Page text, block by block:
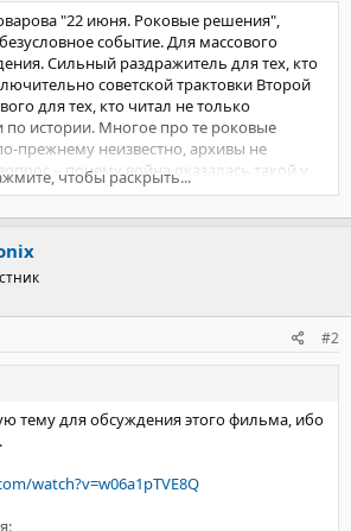
"22 июня. Роковые решения",
событие. Для массового
Сильный раздражитель для тех, кто
советской трактовки Второй
для тех, кто читал не только
истории. Многое про те роковые
прежнему неизвестно, архивы не
– почему война оказалась такой у
уже 70 лет. Тем важнее его искать.
вещи, о которых широкой публике по
не любят, а главное - не умеют.
Гитлер за власть над Европой? Кто
Такой ли уж вездесущей была
И почему вплоть до 22 июня во
Сталин не верил? Пусть зритель
получил однозначные ответы. Заслуга
исторической отстраненностью.
спорщика из поколения внуков
со всей Европы, пережившие и
в котором любимец парии говорит о
чтобы раскрыть...
#2
тему для обсуждения этого фильма, ибо
watch?v=w06a1pTVE8Q